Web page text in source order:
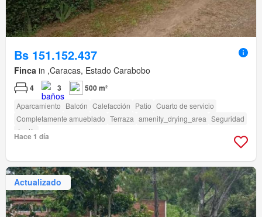
Bs 151.152.437
Finca in ,Caracas, Estado Carabobo
4 3 500 m²
Aparcamiento Balcón Calefacción Patio Cuarto de servicio
Completamente amueblado Terraza amenity_drying_area Seguridad
Jardín
Hace 1 día
Actualizado